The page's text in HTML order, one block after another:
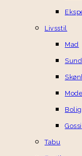
Livsstil
Mad
Mode
Bolig
Tabu